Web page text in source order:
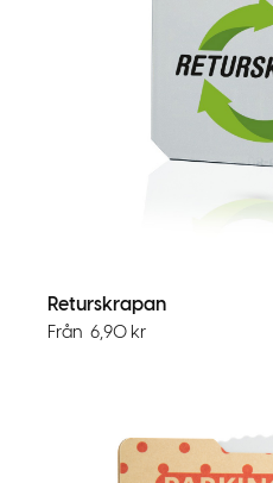
Returskrapan
Från 6,90 kr